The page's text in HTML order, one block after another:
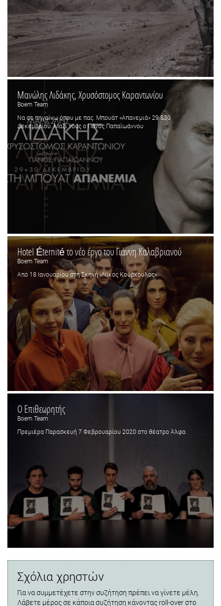
Μανώλης Λιδάκης, Χρυσόστομος Καραντωνίου
Boem Team
Να σε πηγαίνω όπου με πας. Μπουάτ «Απανεμιά» 29 &30
Δεκεμβρίου. Μαζί τους ο Πάνος Παπαϊωάννου
Hotel Éternité το νέο έργο του Γιάννη Καλαβριανού
Boem Team
Από 18 Ιανουαρίου στη Σκηνή «Νίκος Κούρκουλος»
Ο Επιθεωρητής
Boem Team
Πρεμιέρα Παρασκευή 7 Φεβρουαρίου 2020 στο θέατρο Άλφα
Σχόλια χρηστών
Για να συμμετέχετε στην συζήτηση πρέπει να γίνετε μέλη.
Λάβετε μέρος σε κάποια συζήτηση κάνοντας roll-over στο